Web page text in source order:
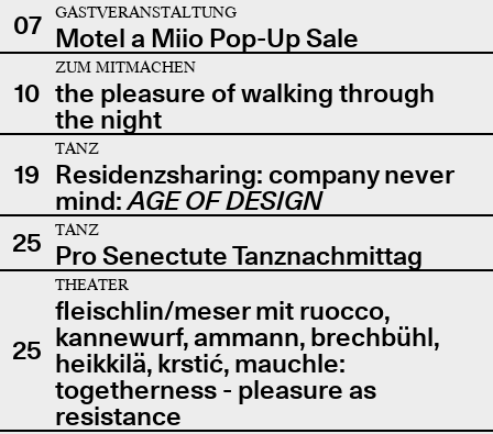
07
GASTVERANSTALTUNG
Motel a Miio Pop-Up Sale
10
ZUM MITMACHEN
the pleasure of walking through
the night
19
TANZ
Residenzsharing: company never
mind:AGE OF DESIGN
25
TANZ
Pro Senectute Tanznachmittag
25
THEATER
fleischlin/meser mit ruocco,
kannewurf, ammann, brechbühl,
heikkilä, krstić, mauchle:
togetherness - pleasure as
resistance